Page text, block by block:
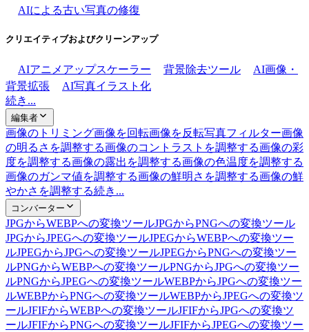
AIによる古い写真の修復
クリエイティブおよびクリーンアップ
AIアニメアップスケーラー 背景除去ツール
AI画像・
背景拡張
AI写真イラスト化
続き...
編集者
画像のトリミング画像を回転画像を反転写真フィルター画像
の明るさを調整する画像のコントラストを調整する画像の彩
度を調整する画像の露出を調整する画像の色温度を調整する
画像のガンマ値を調整する画像の鮮明さを調整する画像の鮮
やかさを調整する続き...
コンバーター
JPGからWEBPへの変換ツールJPGからPNGへの変換ツール
JPGからJPEGへの変換ツールJPEGからWEBPへの変換ツー
ルJPEGからJPGへの変換ツールJPEGからPNGへの変換ツー
ルPNGからWEBPへの変換ツールPNGからJPGへの変換ツー
ルPNGからJPEGへの変換ツールWEBPからJPGへの変換ツー
ルWEBPからPNGへの変換ツールWEBPからJPEGへの変換ツ
ールJFIFからWEBPへの変換ツールJFIFからJPGへの変換ツ
ールJFIFからPNGへの変換ツールJFIFからJPEGへの変換ツー